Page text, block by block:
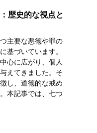
歴史的な視点と
主要な悪徳や罪の
基づいています。
心に広がり、個人
えてきました。そ
し、道徳的な戒め
本記事では、七つ